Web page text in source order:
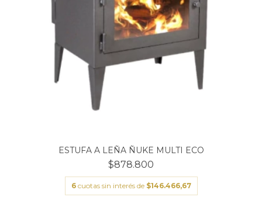
ESTUFA A LEÑA ÑUKE MULTI ECO
$878.800
6 cuotas sin interés de $146.466,67